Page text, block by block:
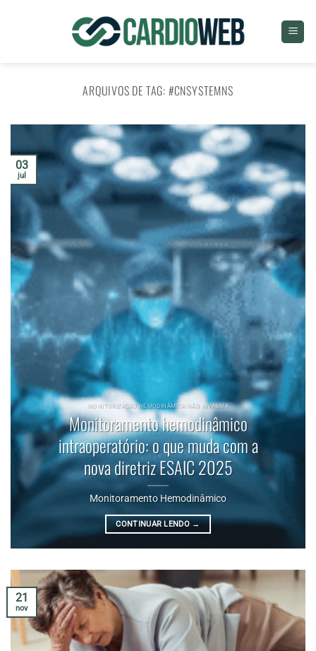
ARQUIVOS DE TAG: #CNSYSTEMNS
MONITORIZAÇÃO HEMODINÂMICA NÃO INVASIVA
Monitoramento hemodinâmico
intraoperatório: o que muda com a
nova diretriz ESAIC 2025
Monitoramento Hemodinâmico
CONTINUAR LENDO →
03
jul
21
nov